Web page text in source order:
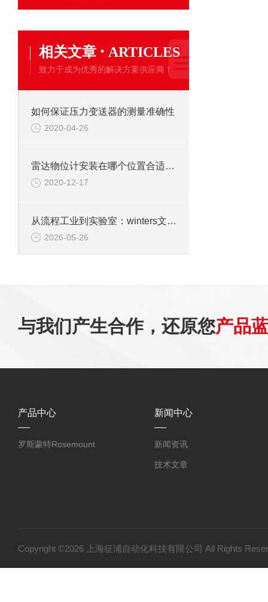
相关文章 · ARTICLES
致力于成为优秀的解决方案供应商！
如何保证压力变送器的测量准确性
2020-04-26
雷达物位计安装在哪个位置合适，要根据现场工况决定
2020-12-17
从流程工业到实验室：winters文特斯压力表的多元应用场景
2026-05-26
与我们产生合作，还原您产品
产品中心
罗斯蒙特Rosemount
新闻中心
新闻资讯
技术文章
Copyright ©2026 上海征浦自动化科技有限公司 All Rights